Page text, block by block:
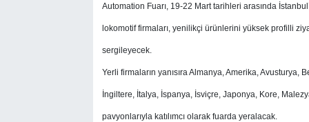
Automation Fuarı, 19-22 Mart tarihleri arasında
lokomotif firmaları, yenilikçi ürünlerini yüksek profilli
sergileyecek.
Yerli firmaların yanısıra Almanya, Amerika,
İngiltere, İtalya, İspanya, İsviçre, Japonya, Kore,
pavyonlarıyla katılımcı olarak fuarda yeralacak.